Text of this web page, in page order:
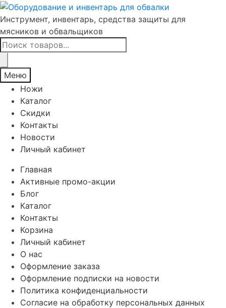
Инструмент, инвентарь, средства защиты для
мясников и обвальщиков
Поиск
товаров
Меню
Ножи
Каталог
Скидки
Контакты
Новости
Личный кабинет
Главная
Активные промо-акции
Блог
Каталог
Контакты
Корзина
Личный кабинет
О нас
Оформление заказа
Оформление подписки на новости
Политика конфиденциальности
Согласие на обработку персональных данных